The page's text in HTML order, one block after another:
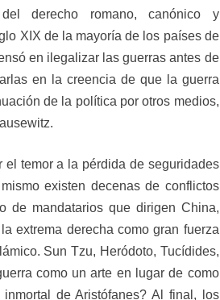
derecho romano, canónico y
XIX de la mayoría de los países de
en ilegalizar las guerras antes de
en la creencia de que la guerra
de la política por otros medios,
temor a la pérdida de seguridades
existen decenas de conflictos
de mandatarios que dirigen China,
extrema derecha como gran fuerza
Sun Tzu, Heródoto, Tucídides,
como un arte en lugar de como
de Aristófanes? Al final, los